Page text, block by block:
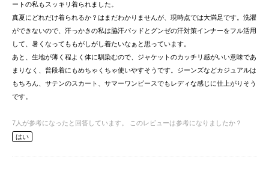
ートの私もスッキリ着られました。
真夏にどれだけ着られるか？はまだわかりませんが、現時点では大満足です。洗濯
ができないので、汗っかきの私は脇汗パッドとグンゼの汗対策インナーをフル活用
して、暑くなってももがしがし着たいなぁと思っています。
あと、生地が薄く程よく体に馴染むので、ジャケットのカッチリ感がいい意味であ
まりなく、普段着にもめちゃくちゃ使いやすそうです。ジーンズなどカジュアルは
もちろん、サテンのスカート、サマーワンピースでもレディな感じに仕上がりそう
です。
7 人が参考になったと回答しています。
このレビューは参考になりましたか？
はい